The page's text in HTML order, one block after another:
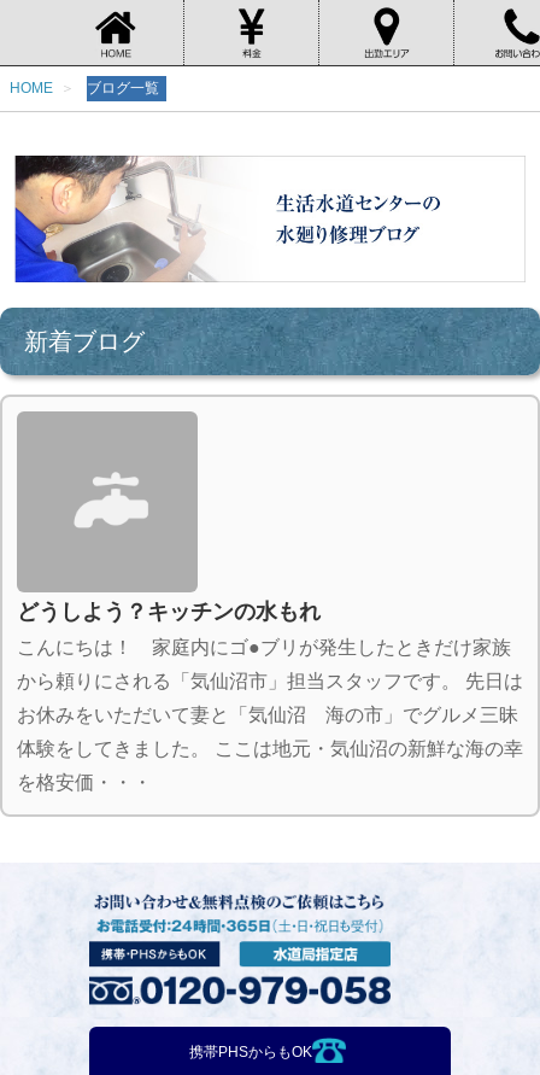
HOME ブログ一覧
新着ブログ
どうしよう？キッチンの水もれ
こんにちは！ 家庭内にゴ●ブリが発生したときだけ家族
から頼りにされる「気仙沼市」担当スタッフです。 先日は
お休みをいただいて妻と「気仙沼 海の市」でグルメ三昧
体験をしてきました。 ここは地元・気仙沼の新鮮な海の幸
を格安価・・・
携帯PHSからもOK